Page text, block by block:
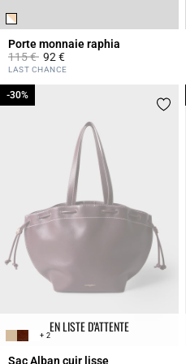
Porte monnaie raphia
Prix réduit à partir de
115 €à92 €
3,6 out of 5 Customer Rating
LAST CHANCE
EN LISTE D’ATTENTE
+ 2
Sac Alban cuir lisse
-30%
-30%